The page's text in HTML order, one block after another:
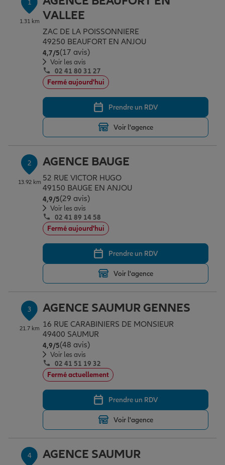
Assurance emprunteur
Prévoyance et dépendance
Assurance animal de compagnie
Protection de la famille
Protection juridique
Épargne & retraite
Plan épargne retraite
Assurance vie
Placements financiers
Transmission
Vos projets
Partir en vacances
Déménager
Départ à la retraite
Préparer l’avenir
Conseil assurance
Outre-mer
Assurance habitation
Le Pack Famille
Garantie des accidents de la vie
Assurance scolaire
Protection juridique
Retraite
Tous nos devis d'assurance
Allianz en France
1
1.31 km VALLEE
ZAC DE LA POISSONNIERE
49250 BEAUFORT EN ANJOU
4,7/5Note de 4.7 sur 5
(17 avis)
Voir les avis
02 41 80 31 27
Fermé aujourd'hui
Prendre un RDV
Voir l'agence
2
13.92 km
AGENCE BAUGE
52 RUE VICTOR HUGO
49150 BAUGE EN ANJOU
4,9/5Note de 4.9 sur 5
(29 avis)
Voir les avis
02 41 89 14 58
Fermé aujourd'hui
Prendre un RDV
Voir l'agence
3
21.7 km
AGENCE SAUMUR GENNES
16 RUE CARABINIERS DE MONSIEUR
49400 SAUMUR
4,9/5Note de 4.9 sur 5
(48 avis)
Voir les avis
02 41 51 19 32
Fermé actuellement
Prendre un RDV
Voir l'agence
4 AGENCE SAUMUR